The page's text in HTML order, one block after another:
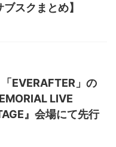
スクまとめ】
「EVERAFTER」の
LIVE
』会場にて先行